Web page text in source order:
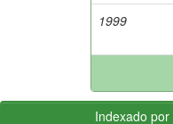
1999
Indexado por